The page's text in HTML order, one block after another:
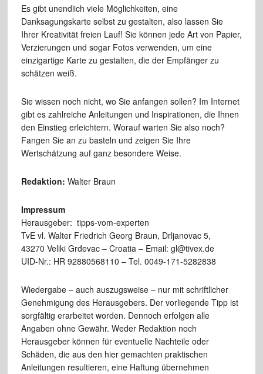
Es gibt unendlich viele Möglichkeiten, eine
Danksagungskarte selbst zu gestalten, also lassen Sie
Ihrer Kreativität freien Lauf! Sie können jede Art von Papier,
Verzierungen und sogar Fotos verwenden, um eine
einzigartige Karte zu gestalten, die der Empfänger zu
schätzen weiß.
Sie wissen noch nicht, wo Sie anfangen sollen? Im Internet
gibt es zahlreiche Anleitungen und Inspirationen, die Ihnen
den Einstieg erleichtern. Worauf warten Sie also noch?
Fangen Sie an zu basteln und zeigen Sie Ihre
Wertschätzung auf ganz besondere Weise.
Redaktion: Walter Braun
Impressum
Herausgeber: tipps-vom-experten
TvE vl. Walter Friedrich Georg Braun, Drljanovac 5,
43270 Veliki Grđevac – Croatia – Email: gl@tivex.de
UID-Nr.: HR 92880568110 – Tel. 0049-171-5282838
Wiedergabe – auch auszugsweise – nur mit schriftlicher
Genehmigung des Herausgebers. Der vorliegende Tipp ist
sorgfältig erarbeitet worden. Dennoch erfolgen alle
Angaben ohne Gewähr. Weder Redaktion noch
Herausgeber können für eventuelle Nachteile oder
Schäden, die aus den hier gemachten praktischen
Anleitungen resultieren, eine Haftung übernehmen